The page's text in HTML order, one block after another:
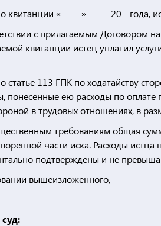
квитанции
с прилагаемым Договором
квитанции истец уплатил услуги
статье 113 ГПК по ходатайству
понесенные ею расходы по оплате
в трудовых отношениях, в
требованиям общая
части иска. Расходы истца
подтверждены и не
вышеизложенного,